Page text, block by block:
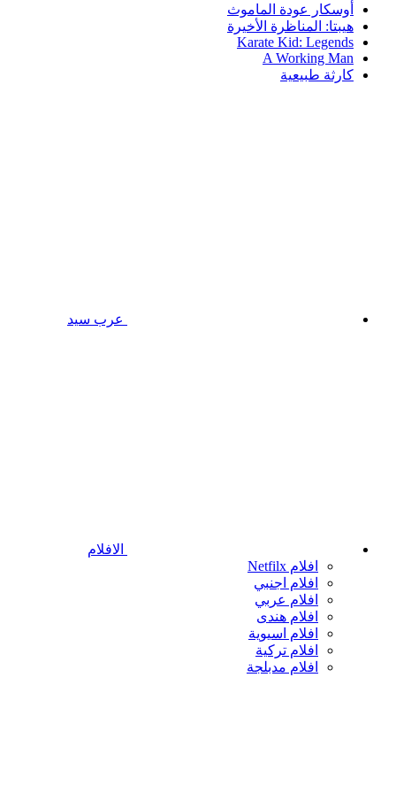
أوسكار عودة الماموث
هيبتا: المناظرة الأخيرة
Karate Kid: Legends
A Working Man
كارثة طبيعية
عرب سيد
الافلام
افلام Netfilx
افلام اجنبي
افلام عربي
افلام هندى
افلام اسيوية
افلام تركية
افلام مدبلجة